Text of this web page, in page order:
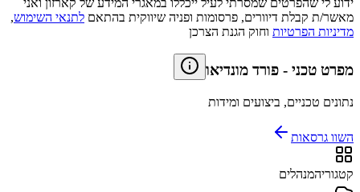
מאשר/ת קבלת דיוורים, פרסומות ופניה שיווקית בהתאם לתנאי השימוש,
מדיניות הפרטיות וחוק הגנת הצרכן
מפרט טכני - פורד מונדיאו
נתונים טכניים, ביצועים ומידות
השוו גרסאות
קטגוריהמנהלים